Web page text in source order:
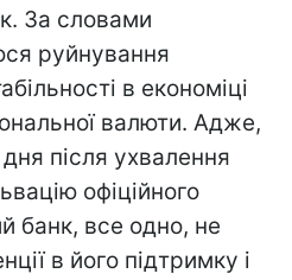
За словами
руйнування
в економіці
валюти. Адже,
після ухвалення
офіційного
банк, все одно, не
в його підтримку і